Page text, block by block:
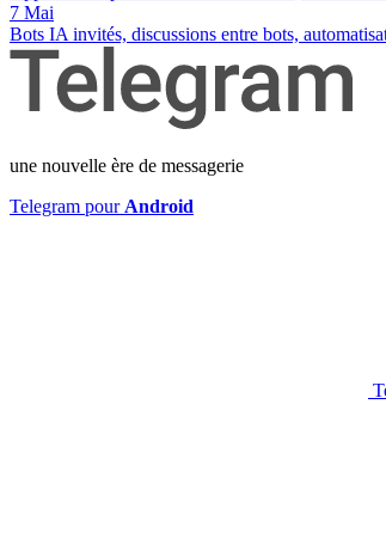
7 Mai
Bots IA invités, discussions entre bots,
une nouvelle ère de messagerie
Telegram pour Android